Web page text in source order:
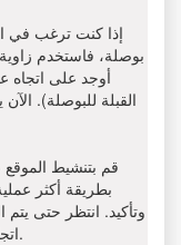
إذا كنت ترغب في
بوصلة، فاستخدم
القبلة للبوصلة).
قم بتنشيط
بطريقة أكثر
وتأكيد. انتظر حتى
اتجاه القبلة وزاوية القبلة اللازمة لبوصلة بسرعة.